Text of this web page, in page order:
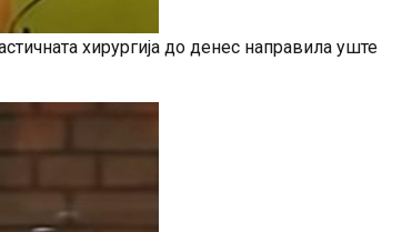
хирургија до денес направила уште